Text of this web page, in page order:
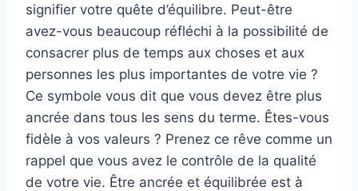
signifier votre quête d’équilibre. Peut-être
avez-vous beaucoup réfléchi à la possibilité de
consacrer plus de temps aux choses et aux
personnes les plus importantes de votre vie ?
Ce symbole vous dit que vous devez être plus
ancrée dans tous les sens du terme. Êtes-vous
fidèle à vos valeurs ? Prenez ce rêve comme un
rappel que vous avez le contrôle de la qualité
de votre vie. Être ancrée et équilibrée est à